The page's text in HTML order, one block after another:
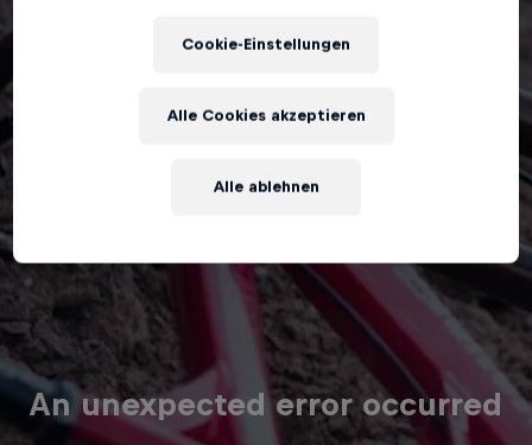
An unexpected error occurred
Cookie-Einstellungen
Alle ablehnen
Alle Cookies akzeptieren